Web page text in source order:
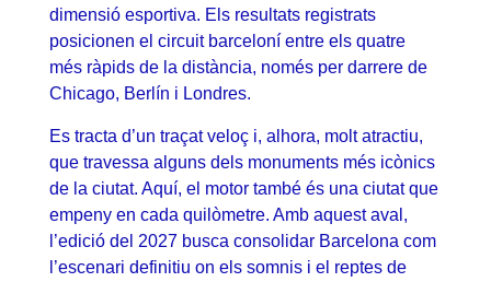
dimensió esportiva. Els resultats registrats
posicionen el circuit barceloní entre els quatre
més ràpids de la distància, només per darrere de
Chicago, Berlín i Londres.
Es tracta d’un traçat veloç i, alhora, molt atractiu,
que travessa alguns dels monuments més icònics
de la ciutat. Aquí, el motor també és una ciutat que
empeny en cada quilòmetre. Amb aquest aval,
l’edició del 2027 busca consolidar Barcelona com
l’escenari definitiu on els somnis i el reptes de